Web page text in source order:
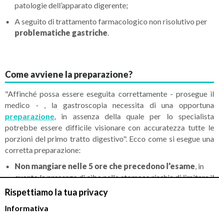
Rispettiamo la tua privacy
Informativa
patologie dell’apparato digerente;
A seguito di trattamento farmacologico non risolutivo per
problematiche gastriche.
Come avviene la preparazione?
"Affinché possa essere eseguita correttamente - prosegue il
medico - , la gastroscopia necessita di una opportuna
preparazione, in assenza della quale per lo specialista
potrebbe essere difficile visionare con accuratezza tutte le
porzioni del primo tratto digestivo". Ecco come si esegue una
corretta preparazione:
Non mangiare nelle 5 ore che precedono l’esame, in
quanto la presenza di cibo nello stomaco rischia di limitare il
campo visivo dell’endoscopio, rendere l’esame meno preciso
e, in alcuni casi, provocare vomito;